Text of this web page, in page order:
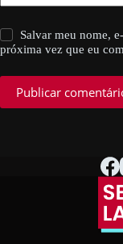
Salvar meu nome,
próxima vez que eu
Publicar